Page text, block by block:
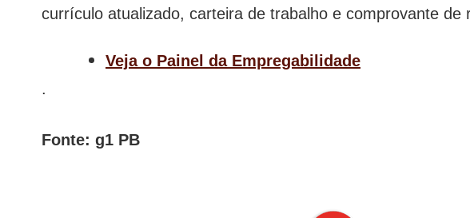
currículo atualizado, carteira de trabalho e comprovante de
Veja o Painel da Empregabilidade
.
Fonte: g1 PB